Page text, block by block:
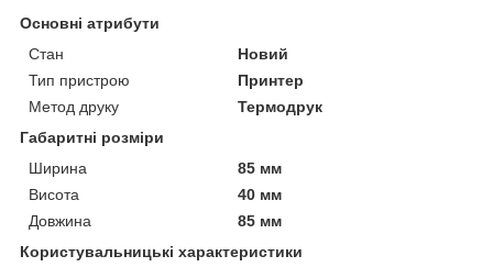
Основні атрибути
Стан
Новий
Тип пристрою
Принтер
Метод друку
Термодрук
Габаритні розміри
Ширина
85 мм
Висота
40 мм
Довжина
85 мм
Користувальницькі характеристики